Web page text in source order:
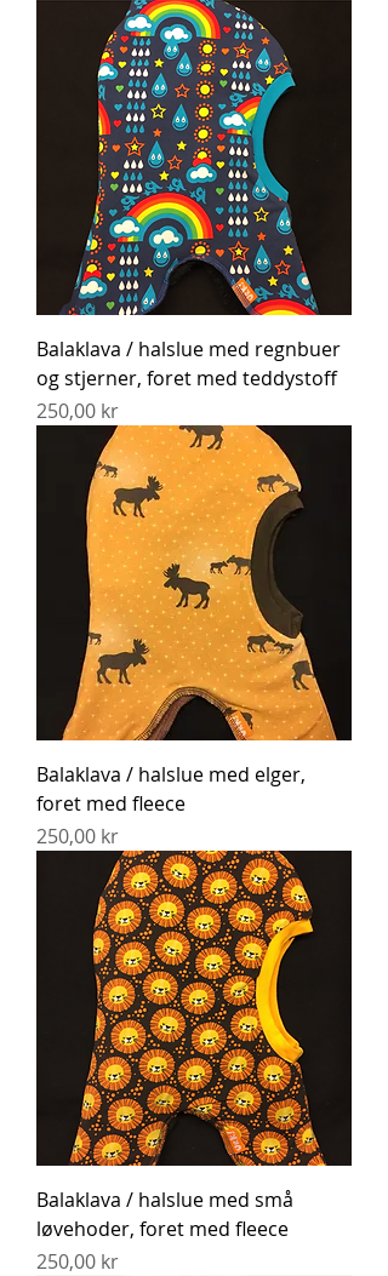
Balaklava / halslue med regnbuer
og stjerner, foret med teddystoff
Pris
250,00 kr
Balaklava / halslue med elger,
foret med fleece
Pris
250,00 kr
Balaklava / halslue med små
løvehoder, foret med fleece
Pris
250,00 kr